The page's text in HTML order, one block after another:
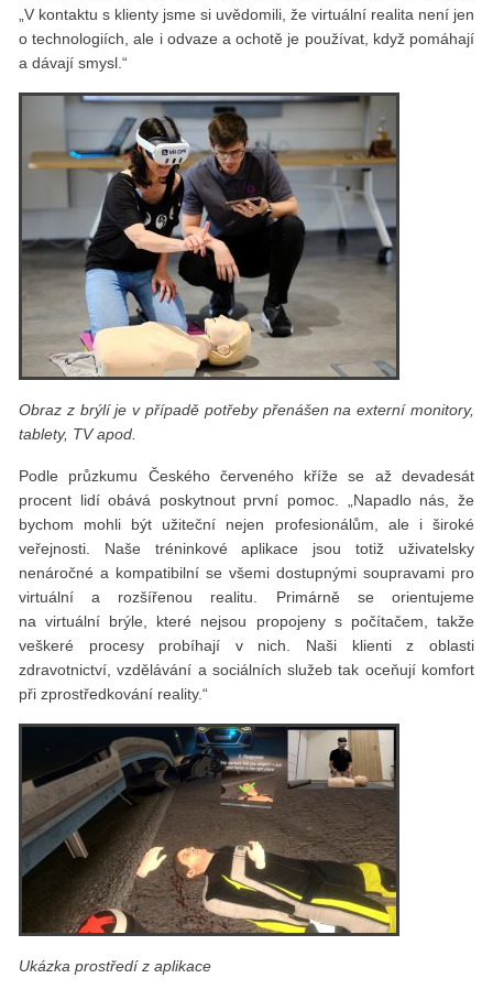
„V kontaktu s klienty jsme si uvědomili, že virtuální realita není jen
o technologiích, ale i odvaze a ochotě je používat, když pomáhají
a dávají smysl.“
Obraz z brýlí je v případě potřeby přenášen na externí monitory,
tablety, TV apod.
Podle průzkumu Českého červeného kříže se až devadesát
procent lidí obává poskytnout první pomoc. „Napadlo nás, že
bychom mohli být užiteční nejen profesionálům, ale i široké
veřejnosti. Naše tréninkové aplikace jsou totiž uživatelsky
nenáročné a kompatibilní se všemi dostupnými soupravami pro
virtuální a rozšířenou realitu. Primárně se orientujeme
na virtuální brýle, které nejsou propojeny s počítačem, takže
veškeré procesy probíhají v nich. Naši klienti z oblasti
zdravotnictví, vzdělávání a sociálních služeb tak oceňují komfort
při zprostředkování reality.“
Ukázka prostředí z aplikace